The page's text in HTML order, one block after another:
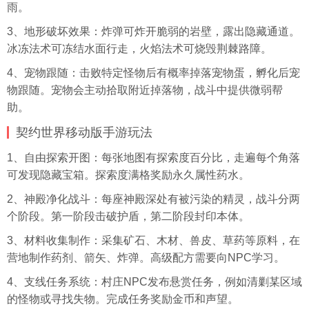
雨。
3、地形破坏效果：炸弹可炸开脆弱的岩壁，露出隐藏通道。
冰冻法术可冻结水面行走，火焰法术可烧毁荆棘路障。
4、宠物跟随：击败特定怪物后有概率掉落宠物蛋，孵化后宠
物跟随。宠物会主动拾取附近掉落物，战斗中提供微弱帮
助。
契约世界移动版手游玩法
1、自由探索开图：每张地图有探索度百分比，走遍每个角落
可发现隐藏宝箱。探索度满格奖励永久属性药水。
2、神殿净化战斗：每座神殿深处有被污染的精灵，战斗分两
个阶段。第一阶段击破护盾，第二阶段封印本体。
3、材料收集制作： 采集矿石、木材、兽皮、草药等原料，在
营地制作药剂、箭矢、炸弹。高级配方需要向NPC学习。
4、支线任务系统：村庄NPC发布悬赏任务，例如清剿某区域
的怪物或寻找失物。完成任务奖励金币和声望。